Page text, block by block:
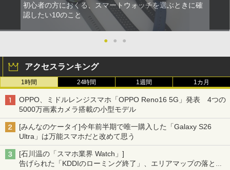
初心者の方におくる、スマートウォッチを選ぶときに確
認したい10のこと
● ● ●
アクセスランキング
1時間 24時間 1週間 1カ月
OPPO、ミドルレンジスマホ「OPPO Reno16 5G」発表 4つの
5000万画素カメラ搭載の小型モデル
[みんなのケータイ]今年前半期で唯一購入した「Galaxy S26
Ultra」は万能スマホだと改めて思う
[石川温の「スマホ業界 Watch」]
告げられた「KDDIのローミング終了」、エリアマップの落とし